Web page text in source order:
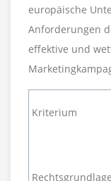
europäische
Anforderungen
effektive und
Kriterium
Rechtsgrundlage